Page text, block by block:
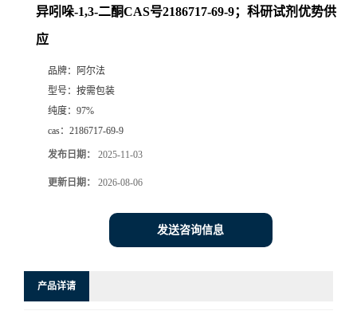
言
异吲哚-1,3-二酮CAS号2186717-69-9；科研试剂优势供
应
品牌：
阿尔法
型号： 按需包装
纯度： 97%
cas： 2186717-69-9
发布日期： 2025-11-03
更新日期： 2026-08-06
发送咨询信息
产品详请